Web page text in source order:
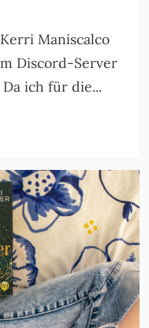
Maniscalco
Discord-Server
ich für die...